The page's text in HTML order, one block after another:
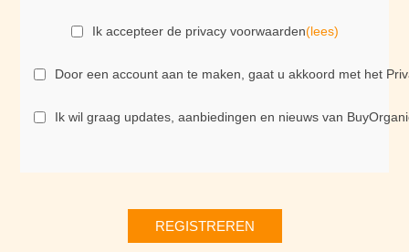
Ik accepteer de privacy voorwaarden(lees)
Door een account aan te maken, gaat u akkoord met het
Ik wil graag updates, aanbiedingen en nieuws van
REGISTREREN